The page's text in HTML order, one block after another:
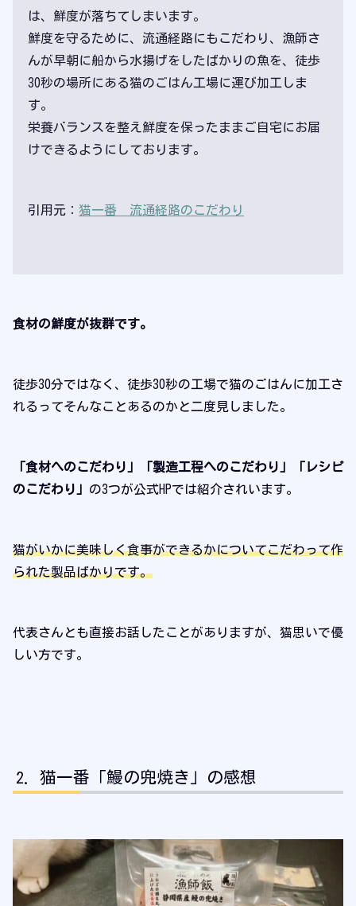
は、鮮度が落ちてしまいます。
鮮度を守るために、流通経路にもこだわり、漁師さ
んが早朝に船から水揚げをしたばかりの魚を、徒歩
30秒の場所にある猫のごはん工場に運び加工しま
す。
栄養バランスを整え鮮度を保ったままご自宅にお届
けできるようにしております。
引用元：猫一番 流通経路のこだわり
食材の鮮度が抜群です。
徒歩30分ではなく、徒歩30秒の工場で猫のごはんに加工さ
れるってそんなことあるのかと二度見しました。
「食材へのこだわり」「製造工程へのこだわり」「レシピ
のこだわり」 の3つが公式HPでは紹介されいます。
猫がいかに美味しく食事ができるかについてこだわって作
られた製品ばかりです。
代表さんとも直接お話したことがありますが、猫思いで優
しい方です。
猫一番「鰻の兜焼き」の感想